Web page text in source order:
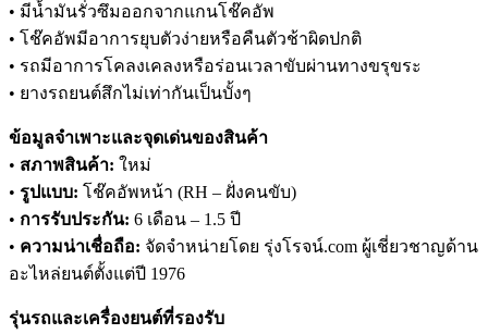
• มีน้ำมันรั่วซึมออกจากแกนโช๊คอัพ
• โช๊คอัพมีอาการยุบตัวง่ายหรือคืนตัวช้าผิดปกติ
• รถมีอาการโคลงเคลงหรือร่อนเวลาขับผ่านทางขรุขระ
• ยางรถยนต์สึกไม่เท่ากันเป็นบั้งๆ
ข้อมูลจำเพาะและจุดเด่นของสินค้า
• สภาพสินค้า: ใหม่
• รูปแบบ: โช๊คอัพหน้า (RH – ฝั่งคนขับ)
• การรับประกัน: 6 เดือน – 1.5 ปี
• ความน่าเชื่อถือ: จัดจำหน่ายโดย รุ่งโรจน์.com ผู้เชี่ยวชาญด้าน
อะไหล่ยนต์ตั้งแต่ปี 1976
รุ่นรถและเครื่องยนต์ที่รองรับ